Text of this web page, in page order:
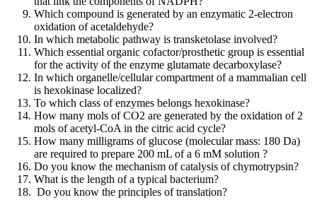
Which compound is generated by an enzymatic 2-electron
oxidation of acetaldehyde?
In which metabolic pathway is transketolase involved?
Which essential organic cofactor/prosthetic group is essential
for the activity of the enzyme glutamate decarboxylase?
In which organelle/cellular compartment of a mammalian cell
is hexokinase localized?
To which class of enzymes belongs hexokinase?
How many mols of CO2 are generated by the oxidation of 2
mols of acetyl-CoA in the citric acid cycle?
How many milligrams of glucose (molecular mass: 180 Da)
are required to prepare 200 mL of a 6 mM solution ?
Do you know the mechanism of catalysis of chymotrypsin?
What is the length of a typical bacterium?
Do you know the principles of translation?